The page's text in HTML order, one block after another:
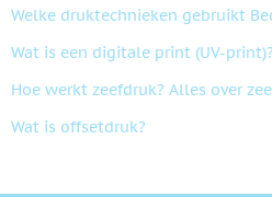
Welke druktechnieken gebruikt
Wat is een digitale print (UV-print)?
Hoe werkt zeefdruk? Alles over
Wat is offsetdruk?